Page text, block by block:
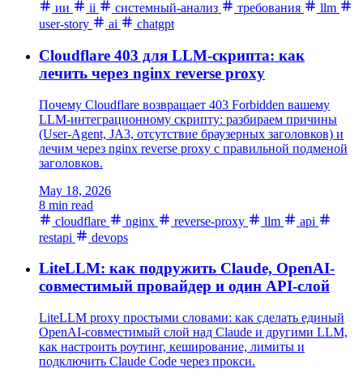
ии
ii системный-анализ требования
llm
user-story
ai chatgpt
Cloudflare 403 для LLM-скрипта: как
лечить через nginx reverse proxy
Почему Cloudflare возвращает 403 Forbidden вашему
LLM-интеграционному скрипту: разбираем причины
(User-Agent, JA3, отсутствие браузерных заголовков) и
лечим через nginx reverse proxy с правильной подменой
заголовков.
May 18, 2026
8 min read
cloudflare
nginx reverse-proxy llm
api
restapi
devops
LiteLLM: как подружить Claude, OpenAI-
совместимый провайдер и один API-слой
LiteLLM proxy простыми словами: как сделать единый
OpenAI-совместимый слой над Claude и другими LLM,
как настроить роутинг, кеширование, лимиты и
подключить Claude Code через прокси.